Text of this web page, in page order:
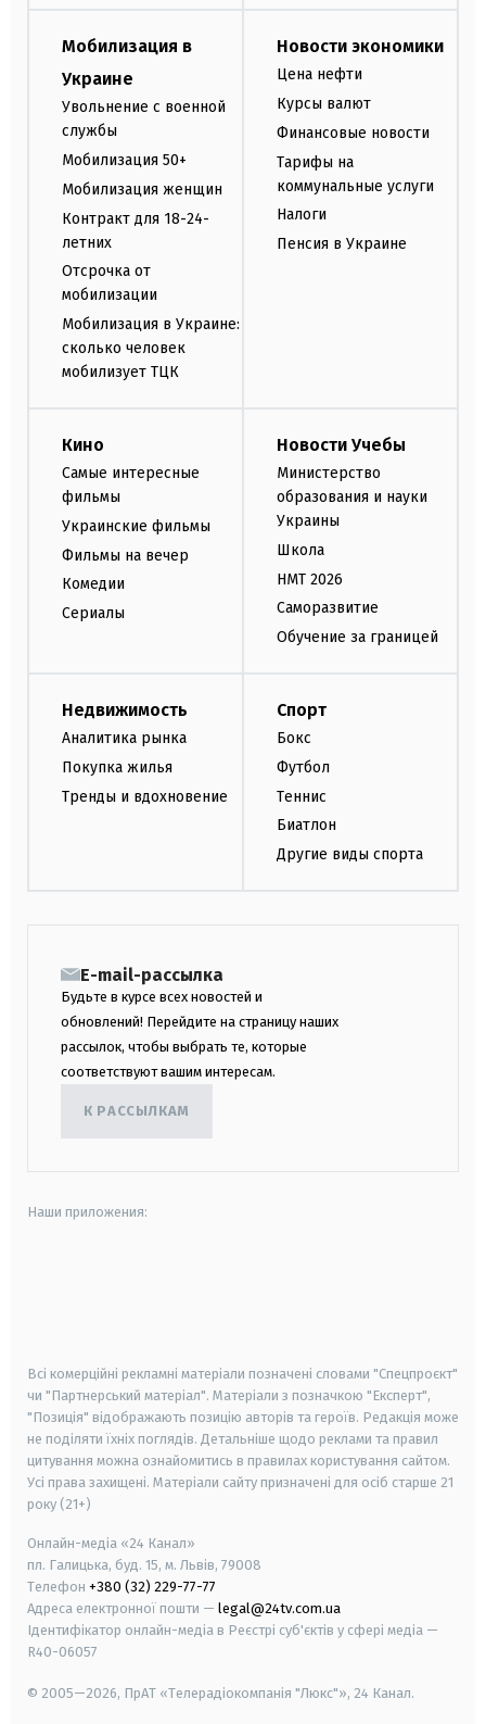
Мобилизация в
Украине
Увольнение с военной
службы
Мобилизация 50+
Мобилизация женщин
Контракт для 18-24-
летних
Отсрочка от
мобилизации
Мобилизация в Украине:
сколько человек
мобилизует ТЦК
Новости экономики
Цена нефти
Курсы валют
Финансовые новости
Тарифы на
коммунальные услуги
Налоги
Пенсия в Украине
Кино
Самые интересные
фильмы
Украинские фильмы
Фильмы на вечер
Комедии
Сериалы
Новости Учебы
Министерство
образования и науки
Украины
Школа
НМТ 2026
Саморазвитие
Обучение за границей
Недвижимость
Аналитика рынка
Покупка жилья
Тренды и вдохновение
Спорт
Бокс
Футбол
Теннис
Биатлон
Другие виды спорта
E-mail-рассылка
Будьте в курсе всех новостей и
обновлений! Перейдите на страницу наших
рассылок, чтобы выбрать те, которые
соответствуют вашим интересам.
К РАССЫЛКАМ
Наши приложения:
Всі комерційні рекламні матеріали позначені словами "Спецпроєкт"
чи "Партнерський матеріал". Матеріали з позначкою "Експерт",
"Позиція" відображають позицію авторів та героїв. Редакція може
не поділяти їхніх поглядів. Детальніше щодо реклами та правил
цитування можна ознайомитись в правилах користування сайтом.
Усі права захищені. Матеріали сайту призначені для осіб старше 21
року (21+)
Онлайн-медіа «24 Канал»
пл. Галицька, буд. 15, м. Львів, 79008
Телефон +380 (32) 229-77-77
Адреса електронної пошти — legal@24tv.com.ua
Ідентифікатор онлайн-медіа в Реєстрі суб'єктів у сфері медіа —
R40-06057
© 2005—2026, ПрАТ «Телерадіокомпанія "Люкс"», 24 Канал.